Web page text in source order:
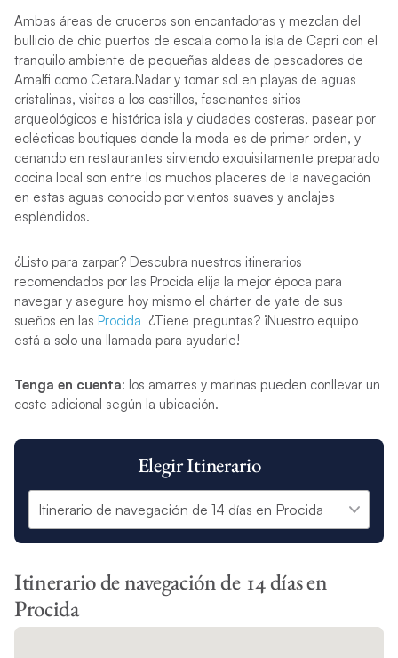
Ambas áreas de cruceros son encantadoras y mezclan del
bullicio de chic puertos de escala como la isla de Capri con el
tranquilo ambiente de pequeñas aldeas de pescadores de
Amalfi como Cetara.Nadar y tomar sol en playas de aguas
cristalinas, visitas a los castillos, fascinantes sitios
arqueológicos e histórica isla y ciudades costeras, pasear por
eclécticas boutiques donde la moda es de primer orden, y
cenando en restaurantes sirviendo exquisitamente preparado
cocina local son entre los muchos placeres de la navegación
en estas aguas conocido por vientos suaves y anclajes
espléndidos.
¿Listo para zarpar? Descubra nuestros itinerarios
recomendados por las Procida elija la mejor época para
navegar y asegure hoy mismo el chárter de yate de sus
sueños en las Procida ¿Tiene preguntas? ¡Nuestro equipo
está a solo una llamada para ayudarle!
Tenga en cuenta: los amarres y marinas pueden conllevar un
coste adicional según la ubicación.
Elegir Itinerario
Itinerario de navegación de 14 días en
Procida